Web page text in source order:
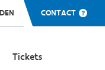
CONTACT
Tickets